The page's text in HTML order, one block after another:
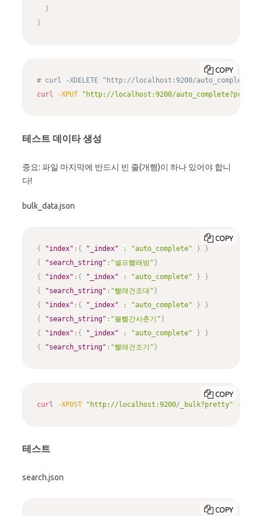
}
}
# curl -XDELETE "http://localhost:9200/
curl
-XPUT "http://localhost:9200/auto_complete?pretty"
COPY
테스트 데이타 생성
중요: 파일 마지막에 반드시 빈 줄(개행)이 하나 있어야 합니
다!
bulk_data.json
{ "index" : { "_index" : "auto_complete" }
}
{
"search_string" : "셀프빨래방" }
{
"index" : { "_index" : "auto_complete" }
}
{
"search_string" : "빨래건조대" }
{
"index" : { "_index" : "auto_complete" }
}
{
"search_string" : "볼빨간사춘기" }
{
"index" : { "_index" : "auto_complete" }
}
{
"search_string" : "빨래건조기" }
COPY
curl -XPOST "http://localhost:9200/_bulk?pretty" -H
COPY
테스트
search.json
COPY